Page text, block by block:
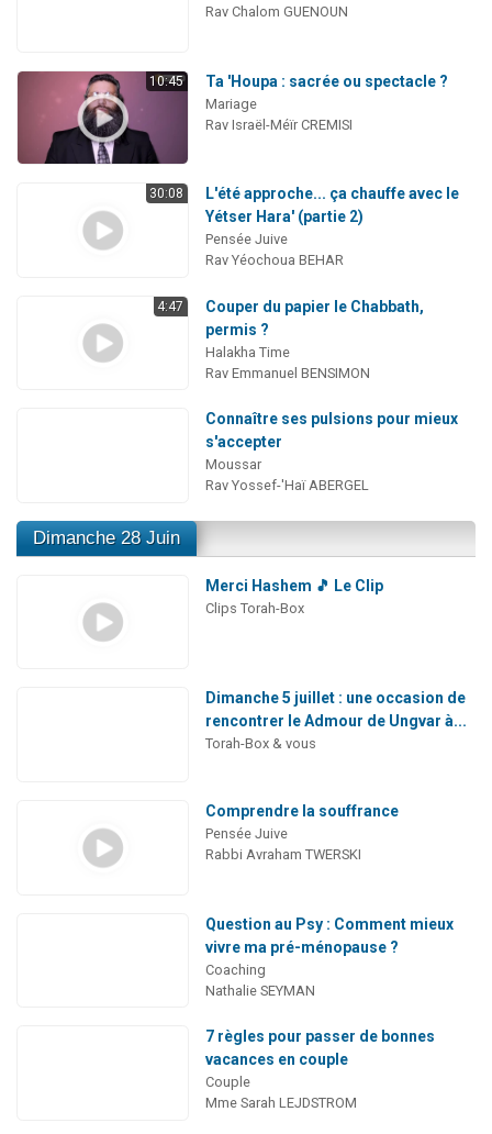
Rav Chalom GUENOUN
10:45 Ta 'Houpa : sacrée ou spectacle ?
Mariage
Rav Israël-Méïr CREMISI
30:08
L'été approche... ça chauffe avec le
Yétser Hara' (partie 2)
Pensée Juive
Rav Yéochoua BEHAR
4:47
Couper du papier le Chabbath,
permis ?
Halakha Time
Rav Emmanuel BENSIMON
Connaître ses pulsions pour mieux
s'accepter
Moussar
Rav Yossef-'Haï ABERGEL
Dimanche 28 Juin
Merci Hashem 🎵 Le Clip
Clips Torah-Box
Dimanche 5 juillet : une occasion de
rencontrer le Admour de Ungvar à...
Torah-Box & vous
Comprendre la souffrance
Pensée Juive
Rabbi Avraham TWERSKI
Question au Psy : Comment mieux
vivre ma pré-ménopause ?
Coaching
Nathalie SEYMAN
7 règles pour passer de bonnes
vacances en couple
Couple
Mme Sarah LEJDSTROM